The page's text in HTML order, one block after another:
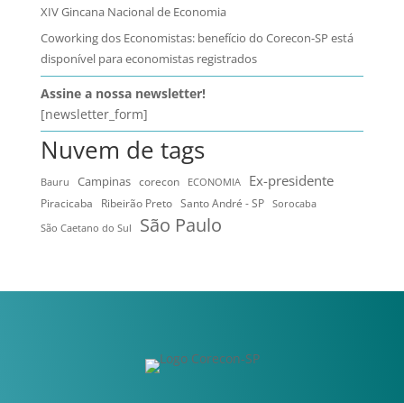
XIV Gincana Nacional de Economia
Coworking dos Economistas: benefício do Corecon-SP está
disponível para economistas registrados
Assine a nossa newsletter!
[newsletter_form]
Nuvem de tags
Bauru Campinas corecon ECONOMIA Ex-presidente
Piracicaba Ribeirão Preto Santo André - SP
Sorocaba
São Caetano do Sul
São Paulo